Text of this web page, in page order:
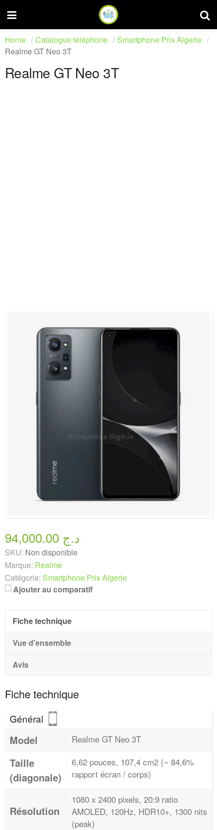
Home Catalogue téléphone
Smartphone Prix Algerie
Realme GT Neo 3T
Realme GT Neo 3T
94,000.00 د.ج
SKU: Non disponible
Marque: Realme
Catégorie: Smartphone Prix Algerie
Ajouter au comparatif
Fiche technique
Vue d'ensemble
Avis
Fiche technique
Général
Model Realme GT Neo 3T
Taille
(diagonale)
6,62 pouces, 107,4 cm2 (~ 84,6%
rapport écran / corps)
Résolution
1080 x 2400 pixels, 20:9 ratio
AMOLED, 120Hz, HDR10+, 1300 nits
(peak)